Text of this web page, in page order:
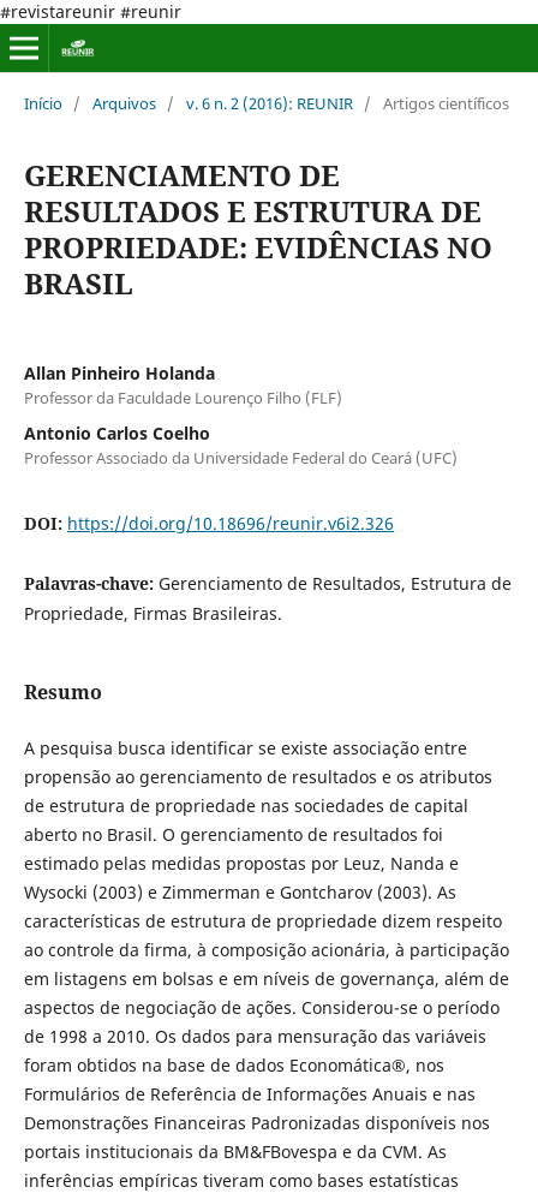
#revistareunir #reunir
Início / Arquivos / v. 6 n. 2 (2016): REUNIR / Artigos científicos
GERENCIAMENTO DE
RESULTADOS E ESTRUTURA DE
PROPRIEDADE: EVIDÊNCIAS NO
BRASIL
Allan Pinheiro Holanda
Professor da Faculdade Lourenço Filho (FLF)
Antonio Carlos Coelho
Professor Associado da Universidade Federal do Ceará (UFC)
DOI: https://doi.org/10.18696/reunir.v6i2.326
Palavras-chave: Gerenciamento de Resultados, Estrutura de
Propriedade, Firmas Brasileiras.
Resumo
A pesquisa busca identificar se existe associação entre
propensão ao gerenciamento de resultados e os atributos
de estrutura de propriedade nas sociedades de capital
aberto no Brasil. O gerenciamento de resultados foi
estimado pelas medidas propostas por Leuz, Nanda e
Wysocki (2003) e Zimmerman e Gontcharov (2003). As
características de estrutura de propriedade dizem respeito
ao controle da firma, à composição acionária, à participação
em listagens em bolsas e em níveis de governança, além de
aspectos de negociação de ações. Considerou-se o período
de 1998 a 2010. Os dados para mensuração das variáveis
foram obtidos na base de dados Economática®, nos
Formulários de Referência de Informações Anuais e nas
Demonstrações Financeiras Padronizadas disponíveis nos
portais institucionais da BM&FBovespa e da CVM. As
inferências empíricas tiveram como bases estatísticas